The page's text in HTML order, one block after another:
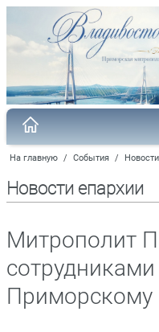
На главную / События /
Новости епархии
Митрополит